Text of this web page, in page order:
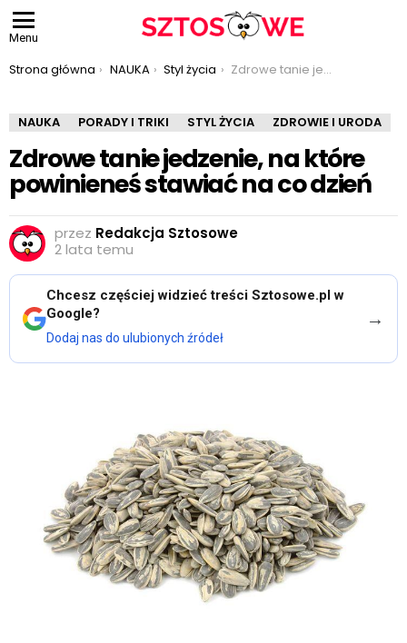
Menu
Jesteś tutaj:
Strona główna NAUKA Styl życia Zdrowe tanie jedzenie, na które powinieneś stawiać na co dzień
NAUKA PORADY I TRIKI STYL ŻYCIA ZDROWIE I URODA
Zdrowe tanie jedzenie, na które
powinieneś stawiać na co dzień
przez Redakcja Sztosowe
2 lata temu
Chcesz częściej widzieć treści Sztosowe.pl w
Google?
Dodaj nas do ulubionych źródeł
→